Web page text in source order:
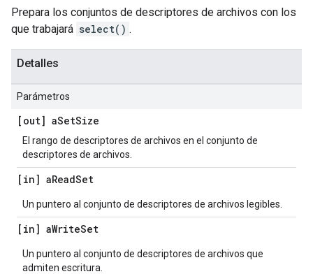
Prepara los conjuntos de descriptores de archivos con los
que trabajará select() .
Detalles
Parámetros
[out] aSetSize
El rango de descriptores de archivos en el conjunto de
descriptores de archivos.
[in] aReadSet
Un puntero al conjunto de descriptores de archivos legibles.
[in] aWriteSet
Un puntero al conjunto de descriptores de archivos que
admiten escritura.